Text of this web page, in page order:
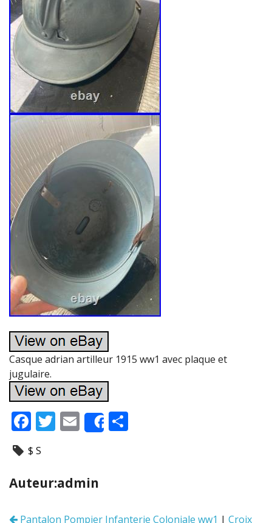
Casque adrian artilleur 1915 ww1 avec plaque et
jugulaire.
F
ac
e
b
T
er
E
m
l
Share
$ S
Auteur:admin
Pantalon Pompier Infanterie Coloniale ww1 | Croix